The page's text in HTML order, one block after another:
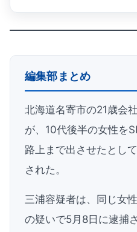
編集部まとめ
北海道名寄市の21歳会
が、10代後半の女性を
路上まで出させたとし
された。
三浦容疑者は、同じ女
の疑いで5月8日に逮捕